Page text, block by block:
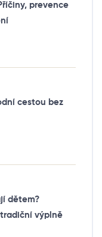
prevence
cestou bez
dětem?
výplně